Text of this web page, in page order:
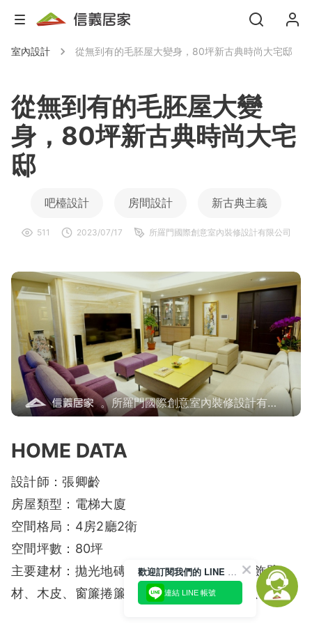
室內設計 從無到有的毛胚屋大變身，80坪新古典時尚大宅邸
從無到有的毛胚屋大變
身，80坪新古典時尚大宅
邸
吧檯設計 房間設計 新古典主義
511 2023/07/17 所羅門國際創意室內裝修設計有限公司
。所羅門國際創意室內裝修設計有限
公司
HOME DATA
設計師：張卿齡
房屋類型：電梯大廈
空間格局：4房2廳2衛
空間坪數：80坪
主要建材：拋光地磚、馬賽克磚、玻璃、裝飾壁
材、木皮、窗簾捲簾、超耐磨木地板、裱布、壁紙
歡迎訂閱我們的 LINE 官方帳號
連結 LINE 帳號